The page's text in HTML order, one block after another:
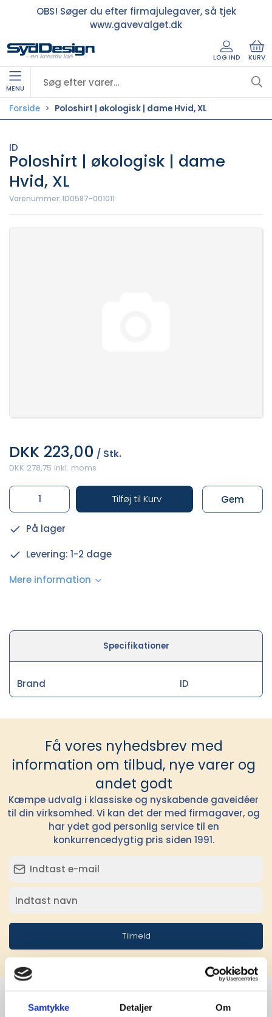
Samtykke Detaljer Om
OBS! Søger du efter firmajulegaver, så tjek
www.gavevalget.dk
LOG IND KURV
MENU
Forside Poloshirt | økologisk | dame Hvid, XL
ID
Poloshirt | økologisk | dame
Hvid, XL
Varenummer: ID0587-001011
DKK 223,00 / Stk.
DKK 278,75 inkl. moms
Tilføj til Kurv Gem
På lager
Levering: 1-2 dage
Mere information
Specifikationer
Brand ID
Få vores nyhedsbrev med
information om tilbud, nye varer og
andet godt
Kæmpe udvalg i klassiske og nyskabende gaveidéer
til din virksomhed. Vi kan det der med firmagaver, og
har ydet god personlig service til en
konkurrencedygtig pris siden 1991.
Tilmeld